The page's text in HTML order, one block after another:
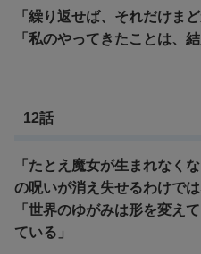
「繰り返せば、それだけま
「私のやってきたことは、
12話
「たとえ魔女が生まれなく
の呪いが消え失せるわけでは
「世界のゆがみは形を変え
ている」